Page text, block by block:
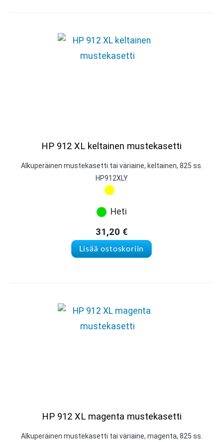
HP 912 XL keltainen mustekasetti
Alkuperäinen mustekasetti tai väriaine, keltainen, 825 ss.
HP912XLY
Heti
31,20 €
Lisää ostoskoriin
HP 912 XL magenta mustekasetti
Alkuperäinen mustekasetti tai väriaine, magenta, 825 ss.